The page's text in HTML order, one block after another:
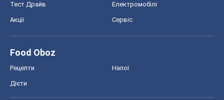
Тест Драйв Електромобілі
Акції Сервіс
Food Oboz
Рецепти Напої
Дієти